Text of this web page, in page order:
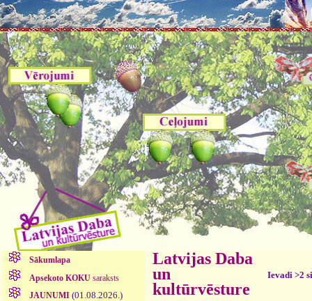
Sākumlapa
Apsekoto KOKUsaraksts
JAUNUMI (01.08.2026.)
Latvijas Daba
un
kultūrvēsture
Ievadi >2